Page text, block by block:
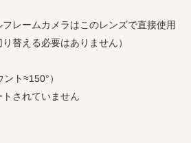
レームカメラはこのレンズで直接使用
替える必要はありません）
ト≈150°）
されていません